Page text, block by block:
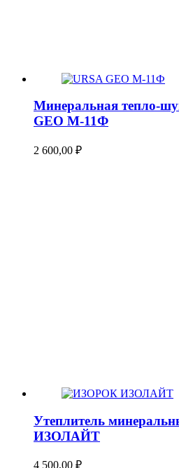
Минеральная тепло-
GEO М-11Ф
2 600,00 ₽
Утеплитель
ИЗОЛАЙТ
4 500,00 ₽